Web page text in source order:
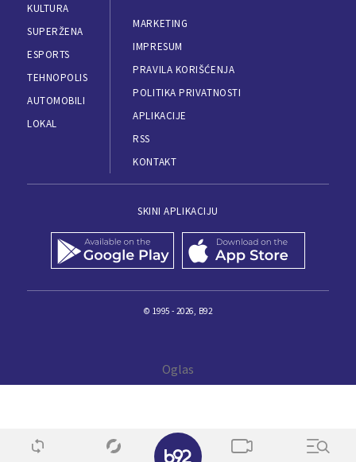
KULTURA
SUPERŽENA
ESPORTS
TEHNOPOLIS
AUTOMOBILI
LOKAL
MARKETING
IMPRESUM
PRAVILA KORIŠĆENJA
POLITIKA PRIVATNOSTI
APLIKACIJE
RSS
KONTAKT
SKINI APLIKACIJU
© 1995 - 2026, B92
✕